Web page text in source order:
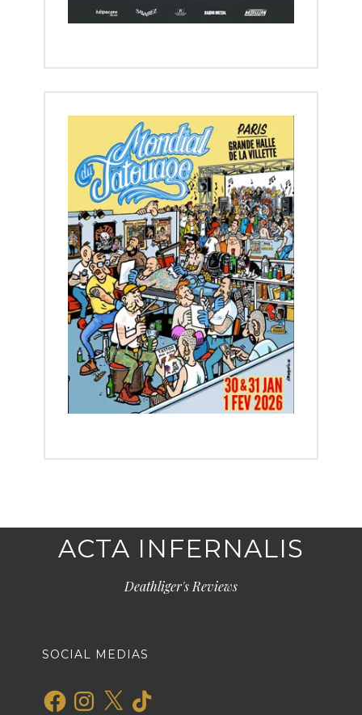
ACTA INFERNALIS
Deathliger's Reviews
SOCIAL MEDIAS
FacebookInstagram
X TikTok